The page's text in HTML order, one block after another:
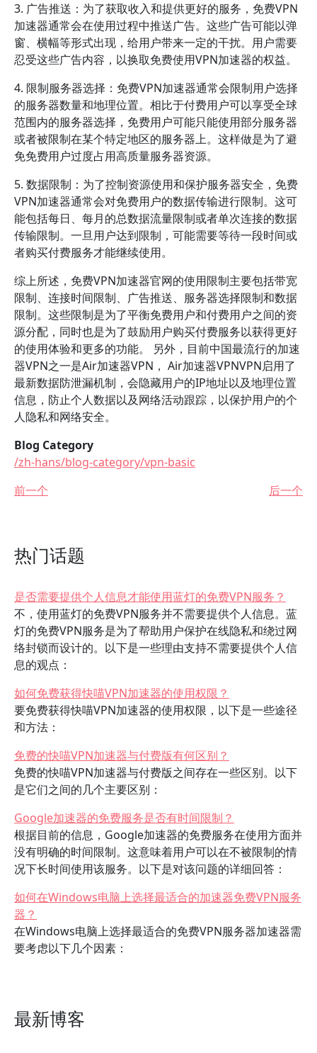
3. 广告推送：为了获取收入和提供更好的服务，免费VPN
加速器通常会在使用过程中推送广告。这些广告可能以弹
窗、横幅等形式出现，给用户带来一定的干扰。用户需要
忍受这些广告内容，以换取免费使用VPN加速器的权益。
4. 限制服务器选择：免费VPN加速器通常会限制用户选择
的服务器数量和地理位置。相比于付费用户可以享受全球
范围内的服务器选择，免费用户可能只能使用部分服务器
或者被限制在某个特定地区的服务器上。这样做是为了避
免免费用户过度占用高质量服务器资源。
5. 数据限制：为了控制资源使用和保护服务器安全，免费
VPN加速器通常会对免费用户的数据传输进行限制。这可
能包括每日、每月的总数据流量限制或者单次连接的数据
传输限制。一旦用户达到限制，可能需要等待一段时间或
者购买付费服务才能继续使用。
综上所述，免费VPN加速器官网的使用限制主要包括带宽
限制、连接时间限制、广告推送、服务器选择限制和数据
限制。这些限制是为了平衡免费用户和付费用户之间的资
源分配，同时也是为了鼓励用户购买付费服务以获得更好
的使用体验和更多的功能。 另外，目前中国最流行的加速
器VPN之一是Air加速器VPN， Air加速器VPNVPN启用了
最新数据防泄漏机制，会隐藏用户的IP地址以及地理位置
信息，防止个人数据以及网络活动跟踪，以保护用户的个
人隐私和网络安全。
Blog Category
/zh-hans/blog-category/vpn-basic
前一个
后一个
热门话题
是否需要提供个人信息才能使用蓝灯的免费VPN服务？
不，使用蓝灯的免费VPN服务并不需要提供个人信息。蓝
灯的免费VPN服务是为了帮助用户保护在线隐私和绕过网
络封锁而设计的。以下是一些理由支持不需要提供个人信
息的观点：
如何免费获得快喵VPN加速器的使用权限？
要免费获得快喵VPN加速器的使用权限，以下是一些途径
和方法：
免费的快喵VPN加速器与付费版有何区别？
免费的快喵VPN加速器与付费版之间存在一些区别。以下
是它们之间的几个主要区别：
Google加速器的免费服务是否有时间限制？
根据目前的信息，Google加速器的免费服务在使用方面并
没有明确的时间限制。这意味着用户可以在不被限制的情
况下长时间使用该服务。以下是对该问题的详细回答：
如何在Windows电脑上选择最适合的加速器免费VPN服务
器？
在Windows电脑上选择最适合的免费VPN服务器加速器需
要考虑以下几个因素：
最新博客